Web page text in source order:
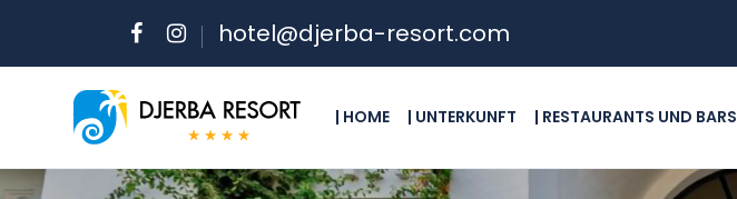
hotel@djerba-resort.com
| HOME | UNTERKUNFT | RESTAURANTS UND BARS